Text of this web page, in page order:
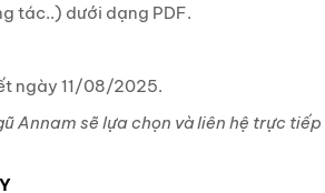
tác..) dưới dạng PDF.
ngày 11/08/2025.
Annam sẽ lựa chọn và liên hệ trực